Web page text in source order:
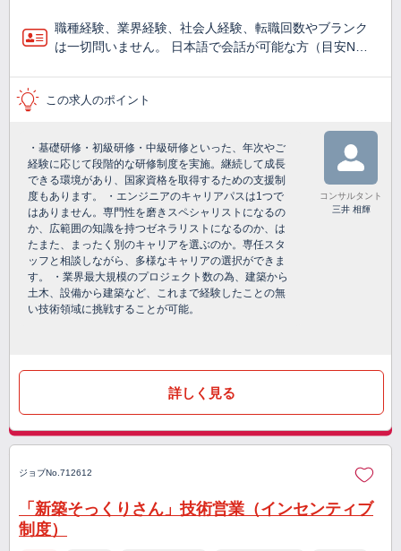
職種経験、業界経験、社会人経験、転職回数やブランク
は一切問いません。 日本語で会話が可能な方（目安N…
この求人のポイント
・基礎研修・初級研修・中級研修といった、年次やご
経験に応じて段階的な研修制度を実施。継続して成長
できる環境があり、国家資格を取得するための支援制
度もあります。 ・エンジニアのキャリアパスは1つで
はありません。専門性を磨きスペシャリストになるの
か、広範囲の知識を持つゼネラリストになるのか、は
たまた、まったく別のキャリアを選ぶのか。専任スタ
ッフと相談しながら、多様なキャリアの選択ができま
す。 ・業界最大規模のプロジェクト数の為、建築から
土木、設備から建築など、これまで経験したことの無
い技術領域に挑戦することが可能。
コンサルタント
三井 相輝
詳しく見る
ジョブNo.712612
「新築そっくりさん」技術営業（インセンティブ
制度）